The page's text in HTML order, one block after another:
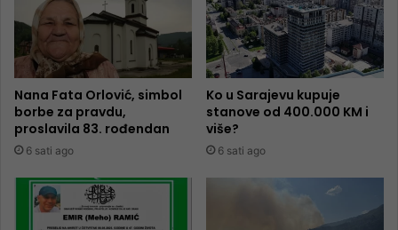
Nana Fata Orlović, simbol
borbe za pravdu,
proslavila 83. rođendan
6 sati ago
Ko u Sarajevu kupuje
stanove od 400.000 KM i
više?
6 sati ago